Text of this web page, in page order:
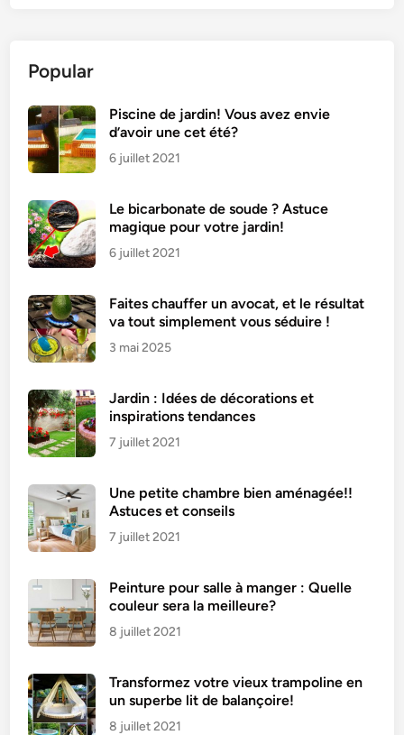
e
r
l
o
j
t
s
r
u
i
l
s
n
n
r
i
n
d
e
Popular
Piscine de jardin! Vous avez envie
d’avoir une cet été?
6 juillet 2021
Le bicarbonate de soude ? Astuce
magique pour votre jardin!
6 juillet 2021
Faites chauffer un avocat, et le résultat
va tout simplement vous séduire !
3 mai 2025
Jardin : Idées de décorations et
inspirations tendances
7 juillet 2021
Une petite chambre bien aménagée!!
Astuces et conseils
7 juillet 2021
Peinture pour salle à manger : Quelle
couleur sera la meilleure?
8 juillet 2021
Transformez votre vieux trampoline en
un superbe lit de balançoire!
8 juillet 2021